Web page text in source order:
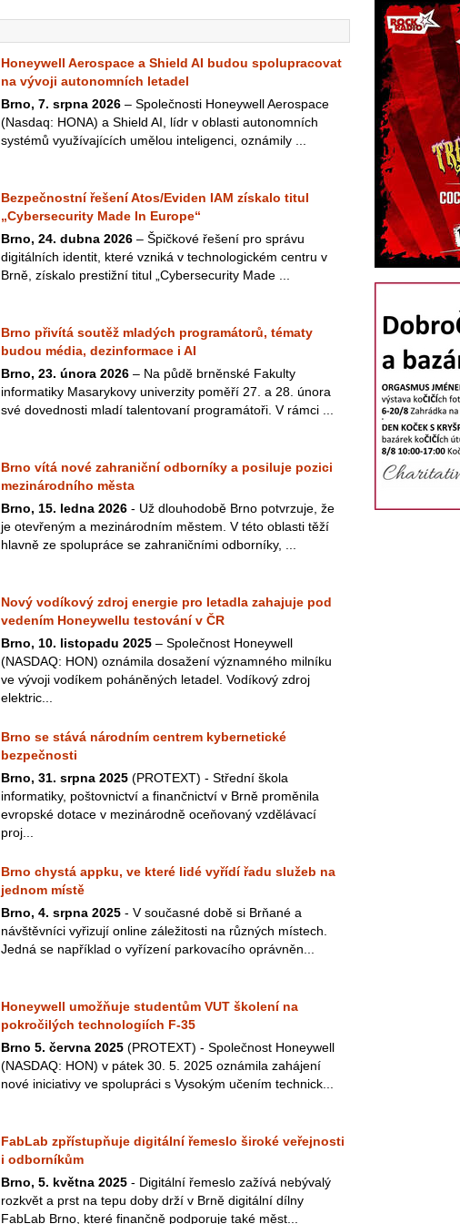
Honeywell Aerospace a Shield AI budou spolupracovat
na vývoji autonomních letadel
Brno, 7. srpna 2026 – Společnosti Honeywell Aerospace
(Nasdaq: HONA) a Shield AI, lídr v oblasti autonomních
systémů využívajících umělou inteligenci, oznámily ...
Bezpečnostní řešení Atos/Eviden IAM získalo titul
„Cybersecurity Made In Europe“
Brno, 24. dubna 2026 – Špičkové řešení pro správu
digitálních identit, které vzniká v technologickém centru v
Brně, získalo prestižní titul „Cybersecurity Made ...
Brno přivítá soutěž mladých programátorů, tématy
budou média, dezinformace i AI
Brno, 23. února 2026 – Na půdě brněnské Fakulty
informatiky Masarykovy univerzity poměří 27. a 28. února
své dovednosti mladí talentovaní programátoři. V rámci ...
Brno vítá nové zahraniční odborníky a posiluje pozici
mezinárodního města
Brno, 15. ledna 2026 - Už dlouhodobě Brno potvrzuje, že
je otevřeným a mezinárodním městem. V této oblasti těží
hlavně ze spolupráce se zahraničními odborníky, ...
Nový vodíkový zdroj energie pro letadla zahajuje pod
vedením Honeywellu testování v ČR
Brno, 10. listopadu 2025 – Společnost Honeywell
(NASDAQ: HON) oznámila dosažení významného milníku
ve vývoji vodíkem poháněných letadel. Vodíkový zdroj
elektric...
Brno se stává národním centrem kybernetické
bezpečnosti
Brno, 31. srpna 2025 (PROTEXT) - Střední škola
informatiky, poštovnictví a finančnictví v Brně proměnila
evropské dotace v mezinárodně oceňovaný vzdělávací
proj...
Brno chystá appku, ve které lidé vyřídí řadu služeb na
jednom místě
Brno, 4. srpna 2025 - V současné době si Brňané a
návštěvníci vyřizují online záležitosti na různých místech.
Jedná se například o vyřízení parkovacího oprávněn...
Honeywell umožňuje studentům VUT školení na
pokročilých technologiích F-35
Brno 5. června 2025 (PROTEXT) - Společnost Honeywell
(NASDAQ: HON) v pátek 30. 5. 2025 oznámila zahájení
nové iniciativy ve spolupráci s Vysokým učením technick...
FabLab zpřístupňuje digitální řemeslo široké veřejnosti
i odborníkům
Brno, 5. května 2025 - Digitální řemeslo zažívá nebývalý
rozkvět a prst na tepu doby drží v Brně digitální dílny
FabLab Brno, které finančně podporuje také měst...